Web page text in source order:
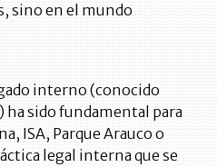
sino en el mundo
interno (conocido
sido fundamental para
ISA, Parque Arauco o
legal interna que se